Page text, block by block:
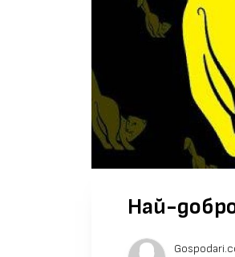
Най-